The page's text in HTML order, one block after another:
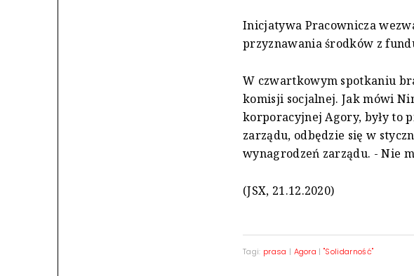
Inicjatywa Pracownicza
przyznawania środków z
W czwartkowym spotkaniu
komisji socjalnej. Jak mówi
korporacyjnej Agory, były to
zarządu, odbędzie się w
wynagrodzeń zarządu. - Nie
(JSX, 21.12.2020)
Tagi: prasa | Agora |"Solidarność"